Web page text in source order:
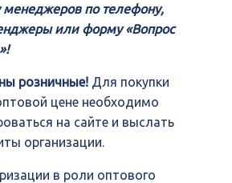
менеджеров по телефону,
или форму «Вопрос
розничные! Для покупки
цене необходимо
на сайте и выслать
организации.
в роли оптового